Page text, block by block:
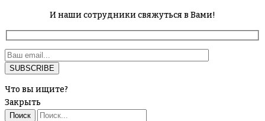
И наши сотрудники свяжуться в Вами!
Что вы ищите?
Закрыть
Поиск